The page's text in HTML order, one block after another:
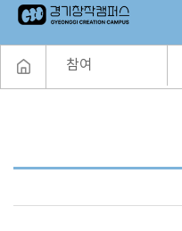
참여